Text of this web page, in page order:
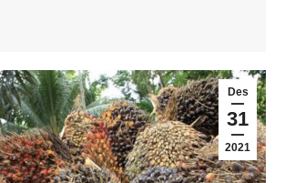
Des
31
2021